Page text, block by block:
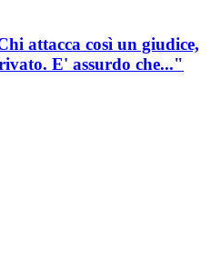
attacca così un giudice,
E' assurdo che..."